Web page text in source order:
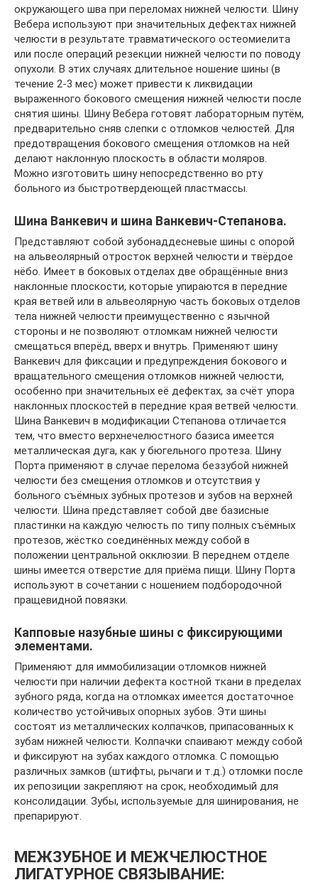
окружающего шва при переломах нижней челюсти. Шину
Вебера используют при значительных дефектах нижней
челюсти в результате травматического остеомиелита
или после операций резекции нижней челюсти по поводу
опухоли. В этих случаях длительное ношение шины (в
течение 2-3 мес) может привести к ликвидации
выраженного бокового смещения нижней челюсти после
снятия шины. Шину Вебера готовят лабораторным путём,
предварительно сняв слепки с отломков челюстей. Для
предотвращения бокового смещения отломков на ней
делают наклонную плоскость в области моляров.
Можно изготовить шину непосредственно во рту
больного из быстротвердеющей пластмассы.
Шина Ванкевич и шина Ванкевич-Степанова.
Представляют собой зубонаддесневые шины с опорой
на альвеолярный отросток верхней челюсти и твёрдое
нёбо. Имеет в боковых отделах две обращённые вниз
наклонные плоскости, которые упираются в передние
края ветвей или в альвеолярную часть боковых отделов
тела нижней челюсти преимущественно с язычной
стороны и не позволяют отломкам нижней челюсти
смещаться вперёд, вверх и внутрь. Применяют шину
Ванкевич для фиксации и предупреждения бокового и
вращательного смещения отломков нижней челюсти,
особенно при значительных её дефектах, за счёт упора
наклонных плоскостей в передние края ветвей челюсти.
Шина Ванкевич в модификации Степанова отличается
тем, что вместо верхнечелюстного базиса имеется
металлическая дуга, как у бюгельного протеза. Шину
Порта применяют в случае перелома беззубой нижней
челюсти без смещения отломков и отсутствия у
больного съёмных зубных протезов и зубов на верхней
челюсти. Шина представляет собой две базисные
пластинки на каждую челюсть по типу полных съёмных
протезов, жёстко соединённых между собой в
положении центральной окклюзии. В переднем отделе
шины имеется отверстие для приёма пищи. Шину Порта
используют в сочетании с ношением подбородочной
пращевидной повязки.
Капповые назубные шины с фиксирующими
элементами.
Применяют для иммобилизации отломков нижней
челюсти при наличии дефекта костной ткани в пределах
зубного ряда, когда на отломках имеется достаточное
количество устойчивых опорных зубов. Эти шины
состоят из металлических колпачков, припасованных к
зубам нижней челюсти. Колпачки спаивают между собой
и фиксируют на зубах каждого отломка. С помощью
различных замков (штифты, рычаги и т.д.) отломки после
их репозиции закрепляют на срок, необходимый для
консолидации. Зубы, используемые для шинирования, не
препарируют.
МЕЖЗУБНОЕ И МЕЖЧЕЛЮСТНОЕ
ЛИГАТУРНОЕ СВЯЗЫВАНИЕ: